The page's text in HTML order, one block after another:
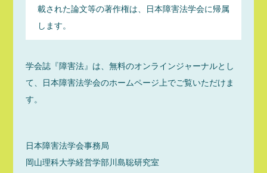
載された論文等の著作権は、日本障害法学会に帰属
します。
学会誌『障害法』は、無料のオンラインジャーナルとし
て、日本障害法学会のホームページ上でご覧いただけま
す。
日本障害法学会事務局
岡山理科大学経営学部川島聡研究室